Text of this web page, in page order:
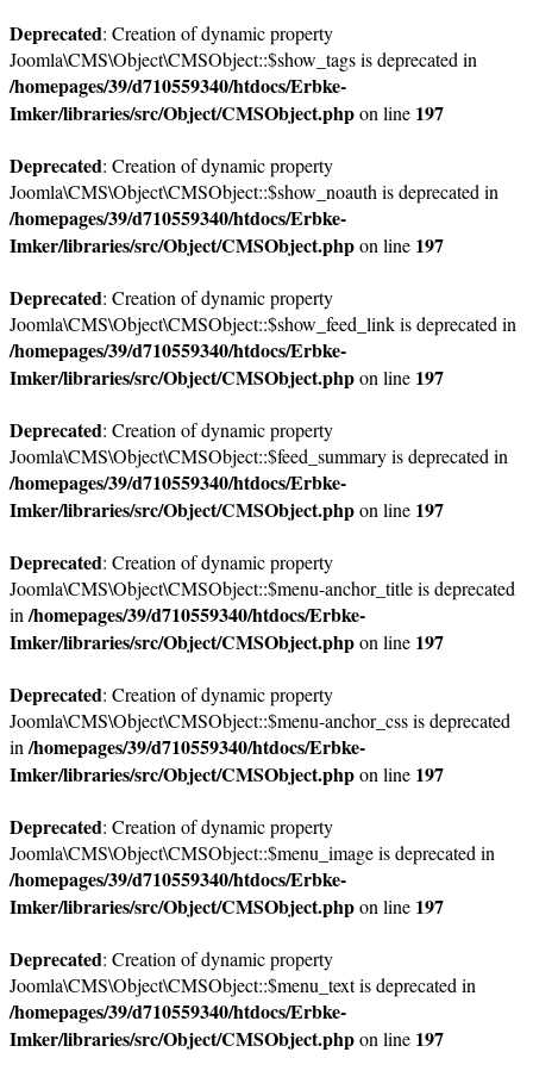
Deprecated: Creation of dynamic property
Joomla\CMS\Object\CMSObject::$show_tags is deprecated in
/homepages/39/d710559340/htdocs/Erbke-
Imker/libraries/src/Object/CMSObject.phpon line 197
Deprecated: Creation of dynamic property
Joomla\CMS\Object\CMSObject::$show_noauth is deprecated in
/homepages/39/d710559340/htdocs/Erbke-
Imker/libraries/src/Object/CMSObject.phpon line 197
Deprecated: Creation of dynamic property
Joomla\CMS\Object\CMSObject::$show_feed_link is deprecated in
/homepages/39/d710559340/htdocs/Erbke-
Imker/libraries/src/Object/CMSObject.phpon line 197
Deprecated: Creation of dynamic property
Joomla\CMS\Object\CMSObject::$feed_summary is deprecated in
/homepages/39/d710559340/htdocs/Erbke-
Imker/libraries/src/Object/CMSObject.phpon line 197
Deprecated: Creation of dynamic property
Joomla\CMS\Object\CMSObject::$menu-anchor_title is deprecated
in /homepages/39/d710559340/htdocs/Erbke-
Imker/libraries/src/Object/CMSObject.phpon line 197
Deprecated: Creation of dynamic property
Joomla\CMS\Object\CMSObject::$menu-anchor_css is deprecated
in /homepages/39/d710559340/htdocs/Erbke-
Imker/libraries/src/Object/CMSObject.phpon line 197
Deprecated: Creation of dynamic property
Joomla\CMS\Object\CMSObject::$menu_image is deprecated in
/homepages/39/d710559340/htdocs/Erbke-
Imker/libraries/src/Object/CMSObject.phpon line 197
Deprecated: Creation of dynamic property
Joomla\CMS\Object\CMSObject::$menu_text is deprecated in
/homepages/39/d710559340/htdocs/Erbke-
Imker/libraries/src/Object/CMSObject.phpon line 197